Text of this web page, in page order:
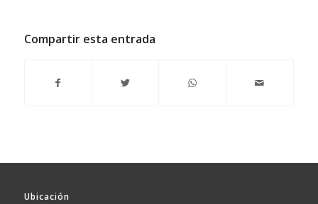
Compartir esta entrada
Ubicación